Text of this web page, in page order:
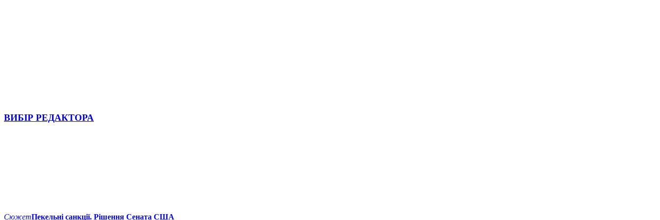
ВИБІР РЕДАКТОРА
СюжетПекельні санкції. Рішення Сената США